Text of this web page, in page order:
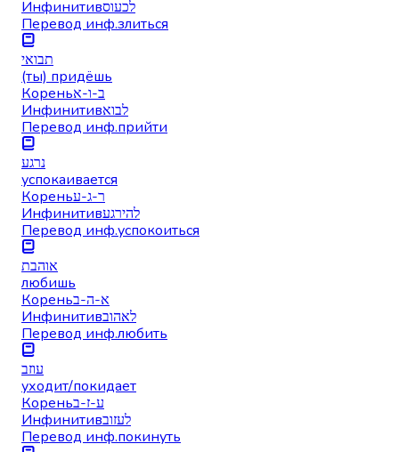
Инфинитивלכעוס
Перевод инф.злиться
תבואי
(ты) придёшь
Кореньב-ו-א
Инфинитивלבוא
Перевод инф.прийти
נרגע
успокаивается
Кореньר-ג-ע
Инфинитивלהירגע
Перевод инф.успокоиться
אוהבת
любишь
Кореньא-ה-ב
Инфинитивלאהוב
Перевод инф.любить
עוזב
уходит/покидает
Кореньע-ז-ב
Инфинитивלעזוב
Перевод инф.покинуть